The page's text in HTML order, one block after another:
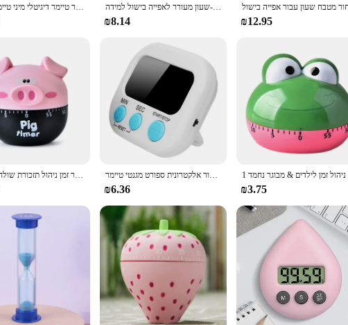
הפרודוקטיביות קובייה טיימר חיישן כבידה הוביל תצוגה 4 מצבים זמן מראש כפול הספירה לאחור בישול מחקר טיימר דיגיטלי מיני טיימר דיגיטלי טיימר כיתתי לילדים מבוגרים ספירה לאחור-טיימר יצירתי-חיות חמודות טיימר חזק-שעון מעורר לאפייה בישול למידה
₪8.14 ₪12.95
מטבח טיימר חזיר צורת ידנית טיימר ילדים עבור זמן ניהול תזכורת שולחן העבודה D הוביל דלפק תצוגה אזעקה שעון ידני ספורט ספירה לאחור אלקטרונית ספורט מגנטי טיימר
₪6.36 ₪3.75